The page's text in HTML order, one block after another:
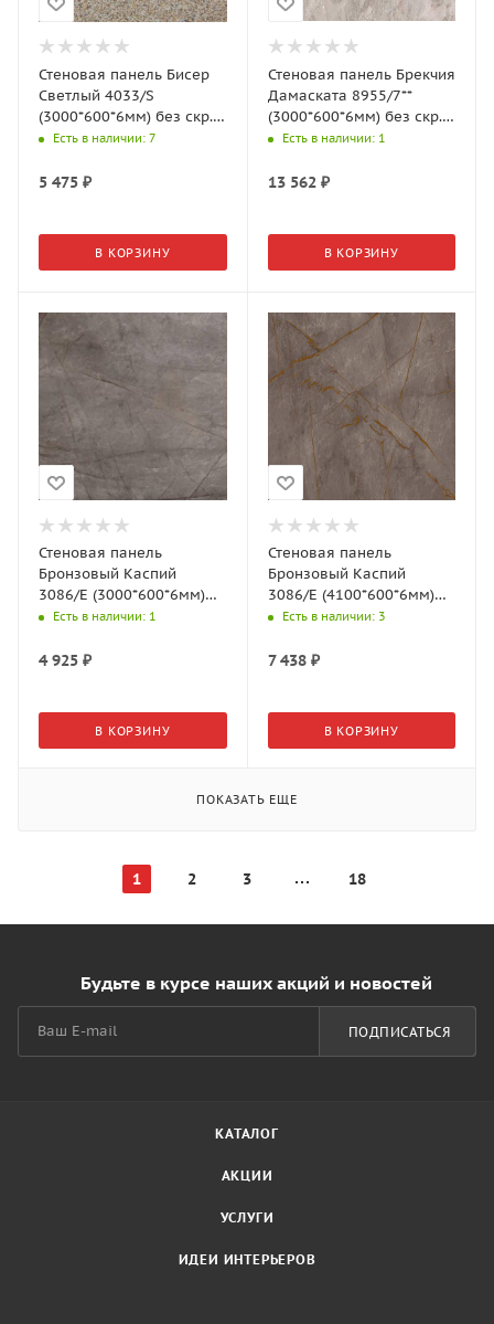
Стеновая панель Бисер
Светлый 4033/S
(3000*600*6мм) без скр.,
оборот: Бумага, 2 гр.,
Есть в наличии: 7
5 475 ₽
В КОРЗИНУ
Стеновая панель Брекчия
Дамаската 8955/7**
(3000*600*6мм) без скр.,
оборот: Бумага, 10 гр.,
Есть в наличии: 1
13 562₽
В КОРЗИНУ
Стеновая панель
Бронзовый Каспий
3086/E (3000*600*6мм)
без скр., оборот: Бумага,
Есть в наличии: 1
4 925 ₽
В КОРЗИНУ
Стеновая панель
Бронзовый Каспий
3086/E (4100*600*6мм)
без скр., оборот: Бумага,
Есть в наличии: 3
7 438₽
В КОРЗИНУ
ПОКАЗАТЬ ЕЩЕ
1 2 3 18
Будьте в курсе наших акций и новостей
ПОДПИСАТЬСЯ
КАТАЛОГ
АКЦИИ
УСЛУГИ
ИДЕИ ИНТЕРЬЕРОВ